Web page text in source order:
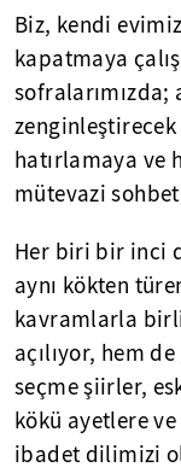
Biz, kendi
kapatmaya
sofralarımızda;
hatırlamaya ve
mütevazi
Her biri bir inci
aynı kökten
kavramlarla
açılıyor, hem
seçme şiirler,
kökü ayetlere
ibadet dilimizi